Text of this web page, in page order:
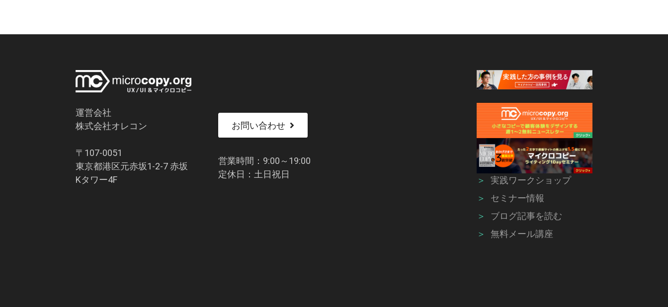
運営会社
株式会社オレコン
〒107-0051
東京都港区元赤坂1-2-7 赤坂
Kタワー4F
お問い合わせ
営業時間：9:00～19:00
定休日：土日祝日
＞
実践ワークショップ
＞
セミナー情報
＞
ブログ記事を読む
＞
無料メール講座